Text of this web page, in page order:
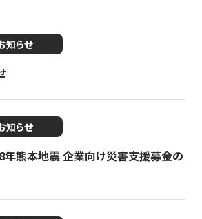
知らせ
知らせ
8年熊本地震 企業向け災害支援募金の